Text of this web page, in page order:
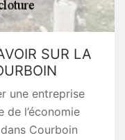
SUR LA
une entreprise
l’économie
Courboin